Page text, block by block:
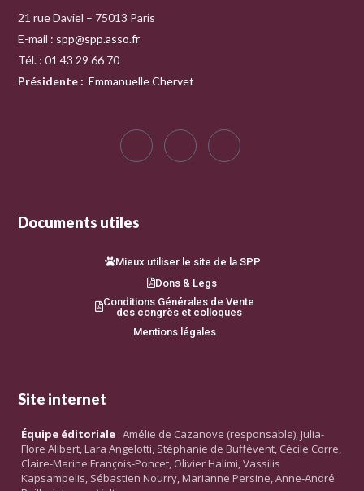
21 rue Daviel – 75013 Paris
E-mail : spp@spp.asso.fr
Tél. : 01 43 29 66 70
Présidente : Emmanuelle Chervet
Documents utiles
Mieux utiliser le site de la SPP
Dons & Legs
Conditions Générales de Vente
des congrès et colloques
Mentions légales
Site internet
Équipe éditoriale : Amélie de Cazanove (responsable), Julia-
Flore Alibert, Lara Angelotti, Stéphanie de Buffévent, Cécile Corre,
Claire-Marine François-Poncet, Olivier Halimi, Vassilis
Kapsambelis, Sébastien Nourry, Marianne Persine, Anne-André